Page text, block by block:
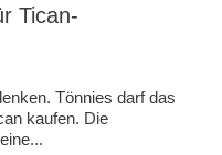
Tican-
Tönnies darf das
kaufen. Die